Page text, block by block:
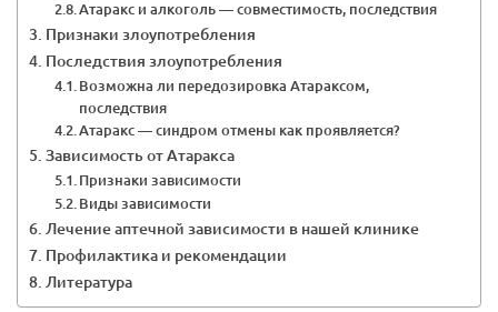
Атаракс и алкоголь — совместимость, последствия
Признаки злоупотребления
Последствия злоупотребления
Возможна ли передозировка Атараксом,
последствия
Атаракс — синдром отмены как проявляется?
Зависимость от Атаракса
Признаки зависимости
Виды зависимости
Лечение аптечной зависимости в нашей клинике
Профилактика и рекомендации
Литература